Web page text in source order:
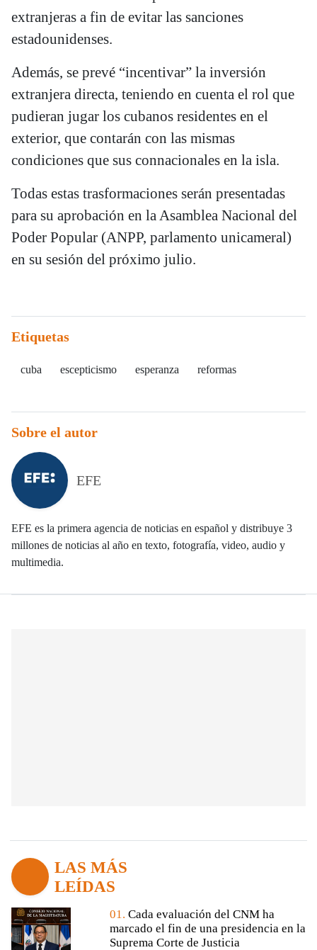
extranjeras a fin de evitar las sanciones
estadounidenses.
Además, se prevé “incentivar” la inversión
extranjera directa, teniendo en cuenta el rol que
pudieran jugar los cubanos residentes en el
exterior, que contarán con las mismas
condiciones que sus connacionales en la isla.
Todas estas trasformaciones serán presentadas
para su aprobación en la Asamblea Nacional del
Poder Popular (ANPP, parlamento unicameral)
en su sesión del próximo julio.
Etiquetas
cuba escepticismo esperanza reformas
Sobre el autor
EFE
EFE es la primera agencia de noticias en español y distribuye 3
millones de noticias al año en texto, fotografía, video, audio y
multimedia.
LAS MÁS
LEÍDAS
01. Cada evaluación del CNM ha
marcado el fin de una presidencia en la
Suprema Corte de Justicia